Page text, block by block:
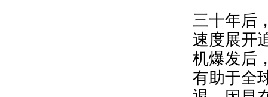
三十年后
速度展开
机爆发后
有助于全